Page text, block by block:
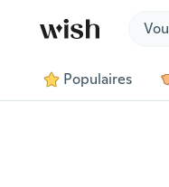
Populaires